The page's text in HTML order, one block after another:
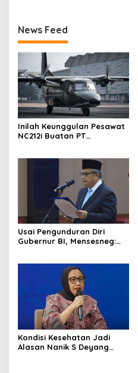
News Feed
Inilah Keunggulan Pesawat
NC212i Buatan PT
Usai Pengunduran Diri
Gubernur BI, Mensesneg:
Kondisi Kesehatan Jadi
Alasan Nanik S Deyang